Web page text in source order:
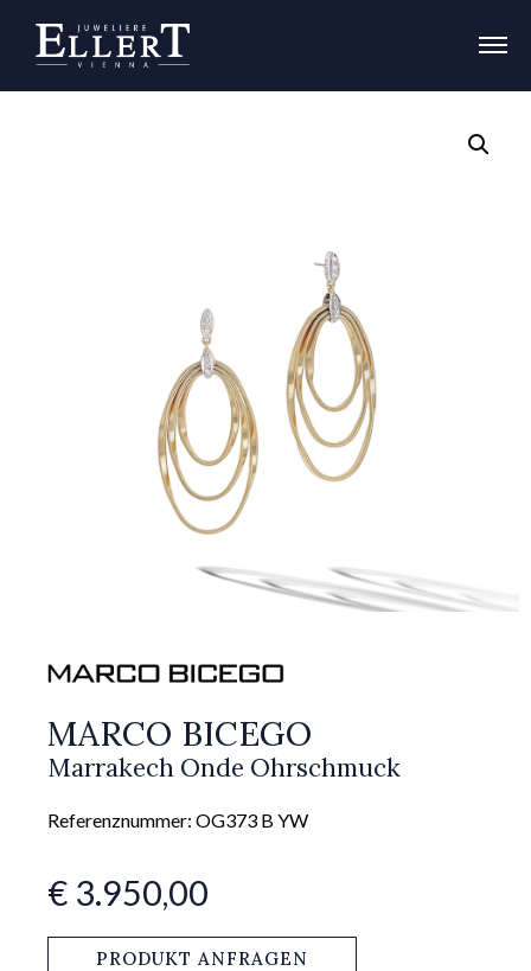
MARCO BICEGO
Marrakech Onde Ohrschmuck
Referenznummer: OG373 B YW
€ 3.950,00
PRODUKT ANFRAGEN